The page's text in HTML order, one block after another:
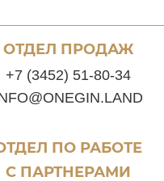
ОТДЕЛ ПРОДАЖ
+7 (3452) 51-80-34
ПО РАБОТЕ
С ПАРТНЕРАМИ